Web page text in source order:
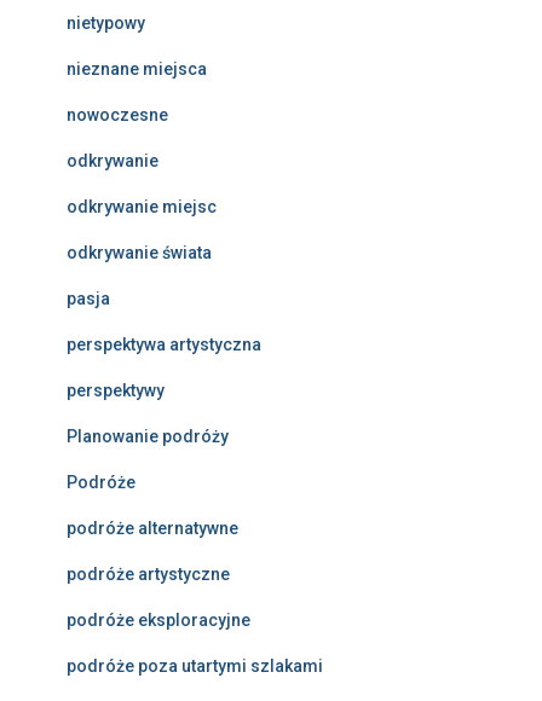
nietypowy
nieznane miejsca
nowoczesne
odkrywanie
odkrywanie miejsc
odkrywanie świata
pasja
perspektywa artystyczna
perspektywy
Planowanie podróży
Podróże
podróże alternatywne
podróże artystyczne
podróże eksploracyjne
podróże poza utartymi szlakami